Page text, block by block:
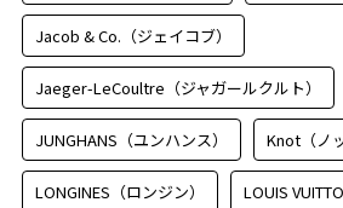
Jacob & Co.（ジェイコブ）
Jaeger-LeCoultre（ジャガールクルト）
JUNGHANS（ユンハンス） Knot（ノ
LONGINES（ロンジン） LOUIS